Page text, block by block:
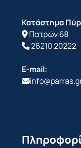
Κατάστημα
Πατρών 68
26210 20222
E-mail: